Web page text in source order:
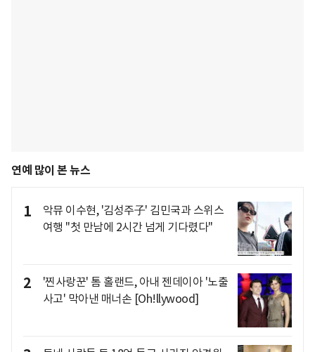
연예 많이 본 뉴스
1
악뮤 이수현, '김성주子' 김민국과 스위스
여행 "첫 만남에 2시간 넘게 기다렸다"
2
'찐사랑꾼' 톰 홀랜드, 아내 젠데이아 '노출
사고' 막아낸 매너손 [Oh!llywood]